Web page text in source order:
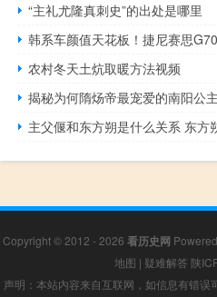
“主礼尤隆真刺史”的出处是哪里
农村冬天土炕取暖方法视频
揭秘为何​隋炀帝​最宠爱的南阳公
主父偃和东方朔是什么关系 东方
Copyright © 2012 - 2026 看历史网
地图 | 疑难解答 陕
声明：本站内容来自互联网，如信息有错